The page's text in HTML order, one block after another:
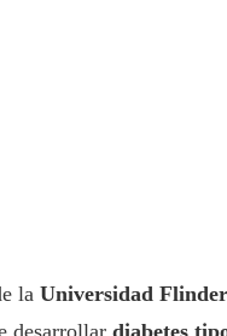
la Universidad
desarrollar diabetes